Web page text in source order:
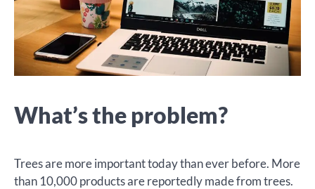
What’s the problem?
Trees are more important today than ever before. More
than 10,000 products are reportedly made from trees.